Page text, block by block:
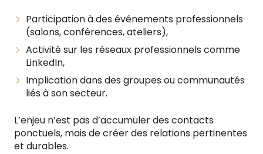
Participation à des événements professionnels
(salons, conférences, ateliers),
Activité sur les réseaux professionnels comme
LinkedIn,
Implication dans des groupes ou communautés
liés à son secteur.
L’enjeu n’est pas d’accumuler des contacts
ponctuels, mais de créer des relations pertinentes
et durables.